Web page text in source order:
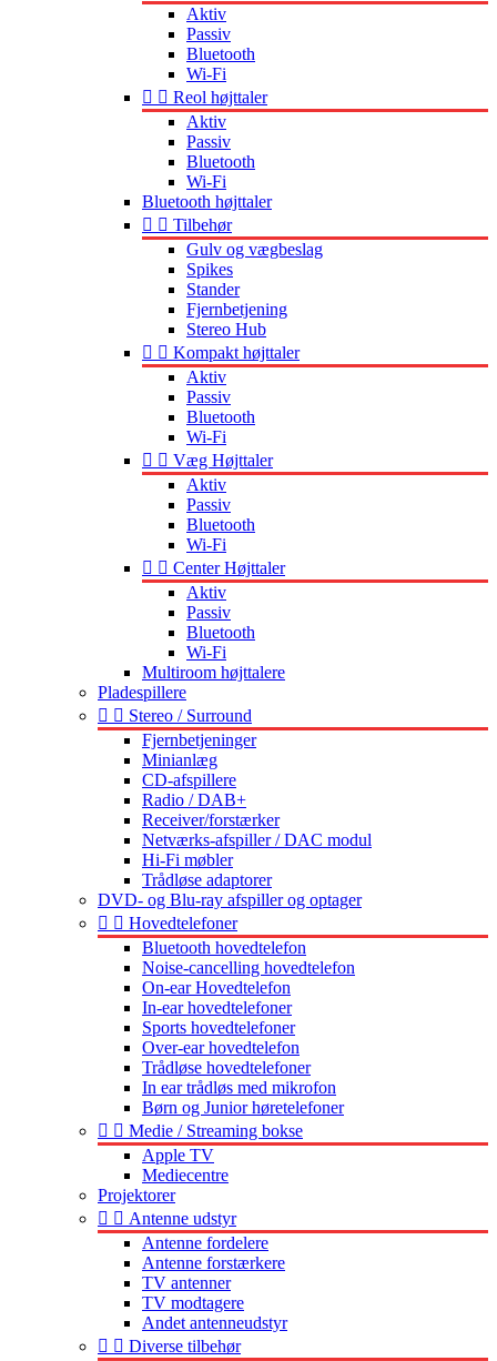
Aktiv
Passiv
Bluetooth
Wi-Fi
  Reol højttaler
Aktiv
Passiv
Bluetooth
Wi-Fi
Bluetooth højttaler
  Tilbehør
Gulv og vægbeslag
Spikes
Stander
Fjernbetjening
Stereo Hub
  Kompakt højttaler
Aktiv
Passiv
Bluetooth
Wi-Fi
  Væg Højttaler
Aktiv
Passiv
Bluetooth
Wi-Fi
  Center Højttaler
Aktiv
Passiv
Bluetooth
Wi-Fi
Multiroom højttalere
Pladespillere
  Stereo / Surround
Fjernbetjeninger
Minianlæg
CD-afspillere
Radio / DAB+
Receiver/forstærker
Netværks-afspiller / DAC modul
Hi-Fi møbler
Trådløse adaptorer
DVD- og Blu-ray afspiller og optager
  Hovedtelefoner
Bluetooth hovedtelefon
Noise-cancelling hovedtelefon
On-ear Hovedtelefon
In-ear hovedtelefoner
Sports hovedtelefoner
Over-ear hovedtelefon
Trådløse hovedtelefoner
In ear trådløs med mikrofon
Børn og Junior høretelefoner
  Medie / Streaming bokse
Apple TV
Mediecentre
Projektorer
  Antenne udstyr
Antenne fordelere
Antenne forstærkere
TV antenner
TV modtagere
Andet antenneudstyr
  Diverse tilbehør